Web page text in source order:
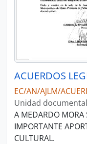
ACUERDOS
EC/AN/AJLM/
Unidad
A MEDARDO MORA
IMPORTANTE
CULTURAL.